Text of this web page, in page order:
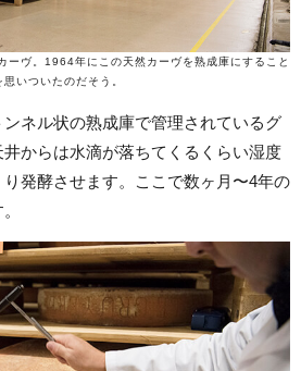
ーヴ。1964年にこの天然カーヴを熟成庫にすること
思いついたのだそう。
ネル状の熟成庫で管理されているグ
からは水滴が落ちてくるくらい湿度
発酵させます。ここで数ヶ月〜4年の